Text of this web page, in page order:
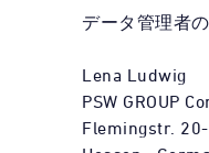
データ管理者
Lena Ludwig
PSW GROUP
Flemingstr. 20-